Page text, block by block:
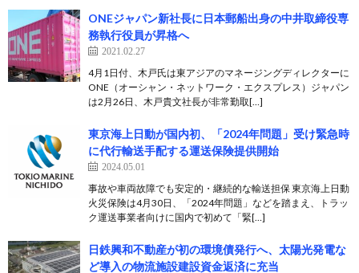
ONEジャパン新社長に日本郵船出身の中井取締役専
務執行役員が昇格へ
2021.02.27
4月1日付、木戸氏は東アジアのマネージングディレクターに
ONE（オーシャン・ネットワーク・エクスプレス）ジャパン
は2月26日、木戸貴文社長が非常勤取[…]
東京海上日動が国内初、「2024年問題」受け緊急時
に代行輸送手配する運送保険提供開始
2024.05.01
事故や車両故障でも安定的・継続的な輸送担保 東京海上日動
火災保険は4月30日、「2024年問題」などを踏まえ、トラッ
ク運送事業者向けに国内で初めて「緊[…]
日鉄興和不動産が初の環境債発行へ、太陽光発電な
ど導入の物流施設建設資金返済に充当